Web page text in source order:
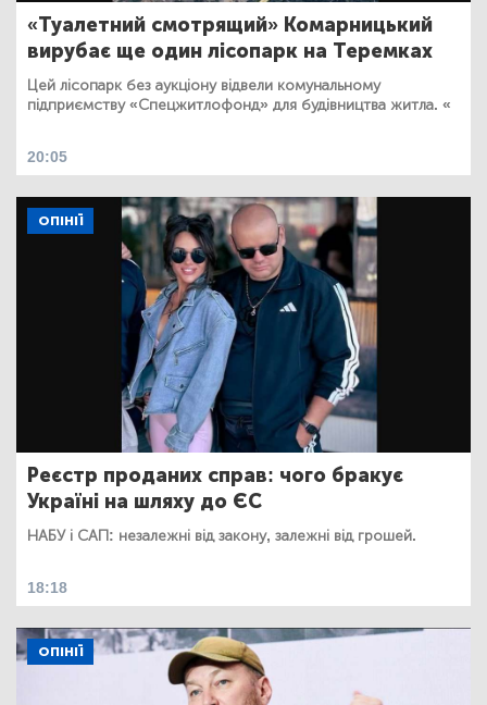
«Туалетний смотрящий» Комарницький
вирубає ще один лісопарк на Теремках
Цей лісопарк без аукціону відвели комунальному
підприємству «Спецжитлофонд» для будівництва житла. «
20:05
ОПІНІЇ
Реєстр проданих справ: чого бракує
Україні на шляху до ЄС
НАБУ і САП: незалежні від закону, залежні від грошей.
18:18
ОПІНІЇ